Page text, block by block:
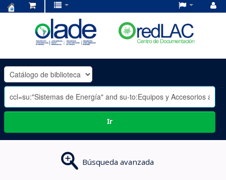
OLADE
-
Ir
Búsqueda avanzada